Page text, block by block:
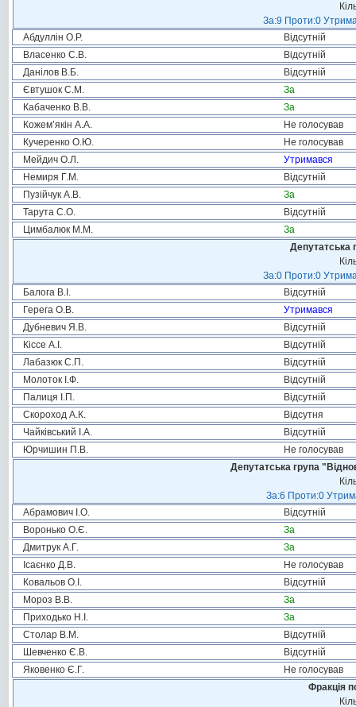
За:9 Проти:0
Абдуллін О.Р.
Відсутній
Власенко С.В.
Відсутній
Данілов В.Б.
Відсутній
Євтушок С.М.
За
Кабаченко В.В.
За
Кожем’якін А.А.
Не голосував
Кучеренко О.Ю.
Не голосував
Мейдич О.Л.
Утримався
Немиря Г.М.
Відсутній
Пузійчук А.В.
За
Тарута С.О.
Відсутній
Цимбалюк М.М.
За
Депутатська
За:0 Проти:0
Балога В.І.
Відсутній
Герега О.В.
Утримався
Дубневич Я.В.
Відсутній
Кіссе А.І.
Відсутній
Лабазюк С.П.
Відсутній
Молоток І.Ф.
Відсутній
Палиця І.П.
Відсутній
Скороход А.К.
Відсутня
Чайківський І.А.
Відсутній
Юрчишин П.В.
Не голосував
Депутатська група
За:6 Проти:0
Абрамович І.О.
Відсутній
Воронько О.Є.
За
Дмитрук А.Г.
За
Ісаєнко Д.В.
Не голосував
Ковальов О.І.
Відсутній
Мороз В.В.
За
Приходько Н.І.
За
Столар В.М.
Відсутній
Шевченко Є.В.
Відсутній
Яковенко Є.Г.
Не голосував
Фракція